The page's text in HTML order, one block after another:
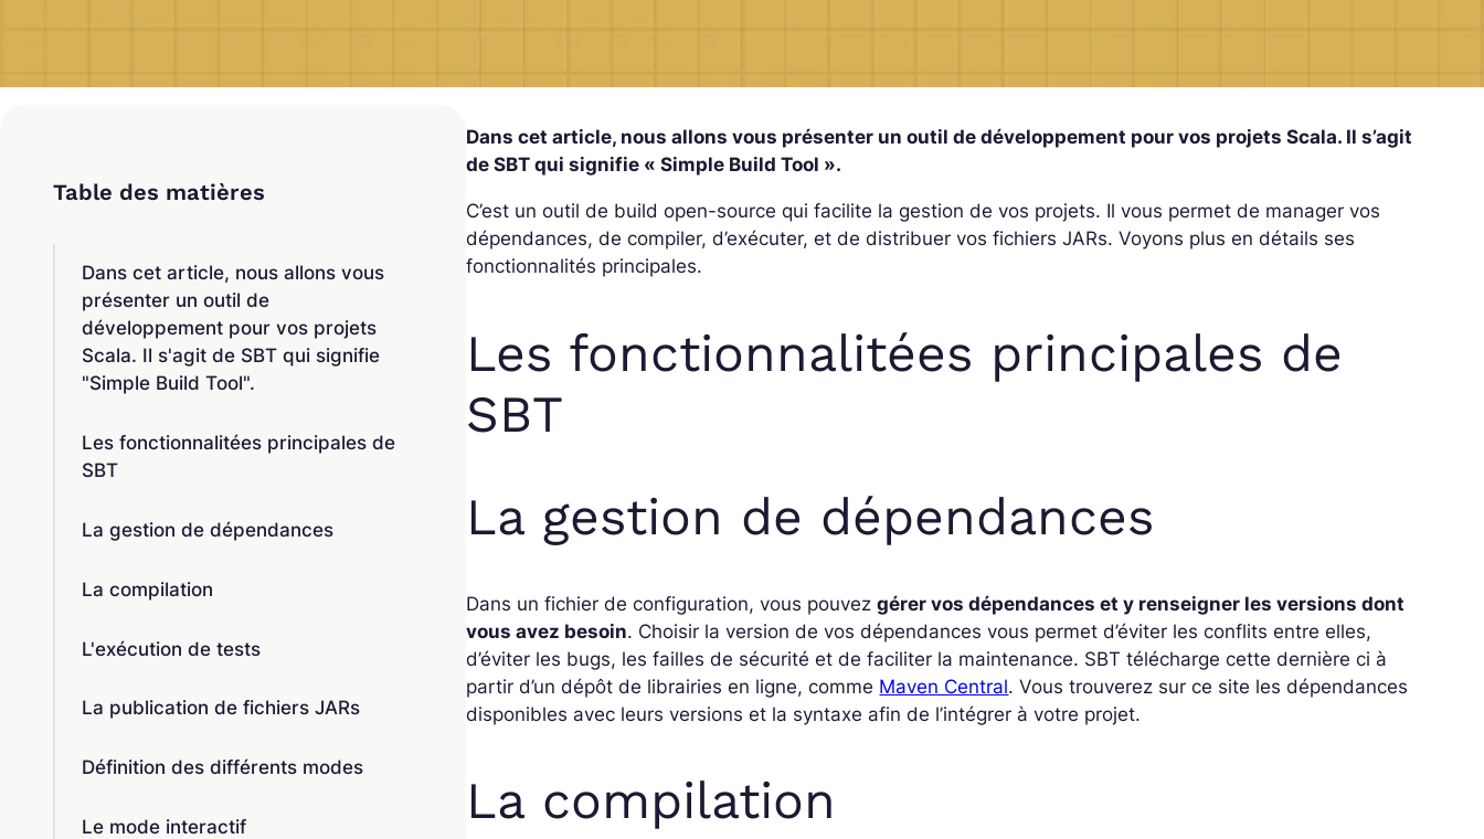
Dans cet article, nous allons vous
présenter un outil de
développement pour vos projets
Scala. Il s'agit de SBT qui signifie
"Simple Build Tool".
Les fonctionnalitées principales de
SBT
La gestion de dépendances
La compilation
L'exécution de tests
La publication de fichiers JARs
Définition des différents modes
Le mode interactif
Dans cet article, nous allons vous présenter un outil de développement pour vos projets Scala. Il s’agit
de SBT qui signifie « Simple Build Tool ».
C’est un outil de build open-source qui facilite la gestion de vos projets. Il vous permet de managervos
dépendances, de compiler, d’exécuter, et de distribuer vos fichiers JARs. Voyons plus en détails ses
fonctionnalités principales.
Les fonctionnalitées principales de
SBT
La gestion de dépendances
Dans un fichier de configuration, vous pouvezgérer vos dépendances et y renseigner les versions dont
vous avez besoin. Choisir la version de vos dépendances vous permet d’éviter les conflits entre elles,
d’éviter les bugs, les failles de sécurité et de faciliter la maintenance. SBT télécharge cette dernière ci à
partir d’un dépôt de librairies en ligne, comme Maven Central. Vous trouverez sur ce site les dépendances
disponibles avec leurs versions et la syntaxe afin de l’intégrer à votre projet.
La compilation